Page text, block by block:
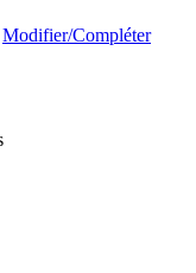
Modifier/Compléter